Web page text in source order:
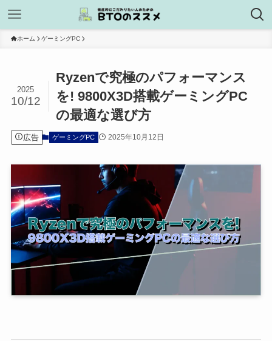
ホーム ゲーミングPC
Ryzenで究極のパフォーマンス
を! 9800X3D搭載ゲーミングPC
の最適な選び方
2025
10/12
広告 ゲーミングPC 2025年10月12日